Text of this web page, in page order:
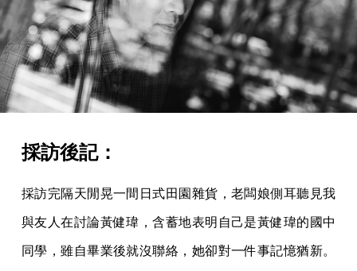
採訪後記：
採訪完隔天閒晃一間日式田園雜貨，老闆娘側耳聽見我
與友人在討論黃健瑋，含蓄地表明自己是黃健瑋的國中
同學，雖自畢業後就沒聯絡，她卻對一件事記憶猶新。